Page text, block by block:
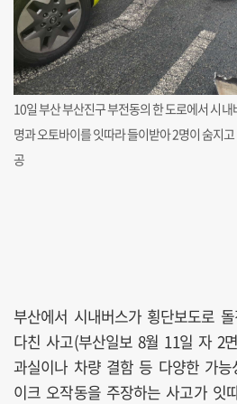
10일 부산 부산진구 부전동의 한 도로에서 시
명과 오토바이를 잇따라 들이받아 2명이 숨지
공
부산에서 시내버스가 횡단보도로
다친 사고(부산일보 8월 11일 자 2
과실이나 차량 결함 등 다양한 가
이크 오작동을 주장하는 사고가 잇